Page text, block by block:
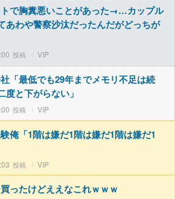
で胸糞悪いことがあった→…カップル
あわや警察沙汰だったんだがどっちが
VIP
「最低でも29年までメモリ不足は続
度と下がらない」
VIP
俺「1階は嫌だ1階は嫌だ1階は嫌だ1
VIP
ったけどええなこれｗｗｗ